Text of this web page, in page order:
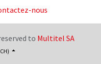
nous
to Multitel SA